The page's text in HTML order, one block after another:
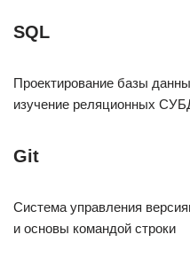
SQL
Проектирование базы
изучение реляционных
Git
Система управления
и основы командой строки